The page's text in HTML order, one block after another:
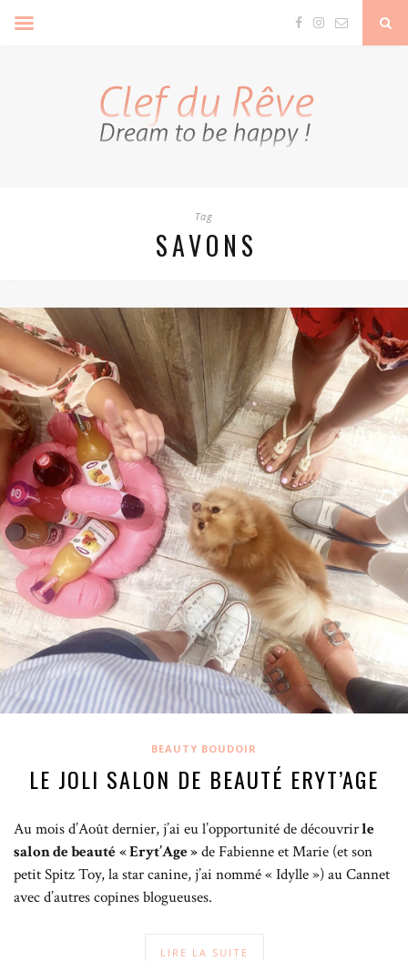
Tag
SAVONS
BEAUTY BOUDOIR
LE JOLI SALON DE BEAUTÉ ERYT’AGE
Au mois d’Août dernier, j’ai eu l’opportunité de découvrirle
salon de beauté« Eryt’Age »de Fabienne et Marie (et son
petit Spitz Toy, la star canine, j’ai nommé « Idylle ») au Cannet
avec d’autres copines blogueuses.
LIRE LA SUITE